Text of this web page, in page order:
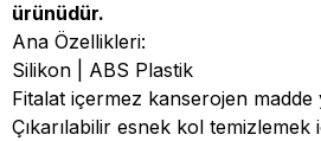
ürünüdür.
Ana Özellikleri:
Silikon | ABS Plastik
Fitalat içermez kanserojen
Çıkarılabilir esnek kol